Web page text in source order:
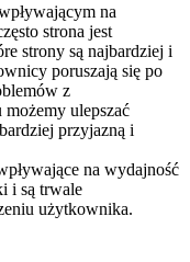
na
strona jest
strony są najbardziej i
poruszają się po
z
ulepszać
przyjazną i
na wydajność
i są trwale
użytkownika.